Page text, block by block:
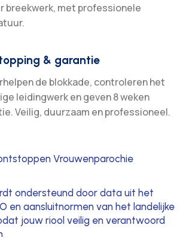
breekwerk, met professionele
& garantie
de blokkade, controleren het
leidingwerk en geven 8 weken
Veilig, duurzaam en professioneel.
ondersteund door data uit het
en aansluitnormen van het landelijke
jouw riool veilig en verantwoord